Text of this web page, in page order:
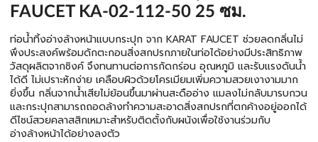
FAUCET KA-02-112-50 25 ซม.
ท่อน้ำทิ้งอ่างล้างหน้าแบบกระปุก จาก KARAT FAUCET ช่วยลดกลิ่นไม่
พึงประสงค์พร้อมดักตะกอนสิ่งสกปรกภายในท่อได้อย่างมีประสิทธิภาพ
วัสดุผลิตจากซิงค์ จึงทนทานต่อการกัดกร่อน อุณหภูมิ และรับแรงดันน้ำ
ได้ดี ไม่เปราะหักง่าย เคลือบผิวด้วยโครเมียมเพิ่มความสวยเงางามมาก
ยิ่งขึ้น กลิ่นจากน้ำเสียไม่ย้อนขึ้นมาผ่านสะดืออ่าง แมลงไม่กลับมารบกวน
และกระปุกสามารถถอดล้างทำความสะอาดสิ่งสกปรกที่ตกค้างอยู่ออกได้
ดีไซน์สวยคลาสสิกเหมาะสำหรับติดตั้งกับผนังเพื่อใช้งานร่วมกับ
อ่างล้างหน้าได้อย่างลงตัว